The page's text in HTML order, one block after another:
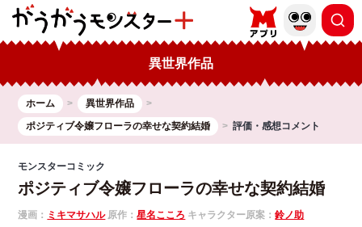
異世界作品
ホーム
異世界作品
ポジティブ令嬢フローラの幸せな契約結婚
評価・感想コメント
モンスターコミック
ポジティブ令嬢フローラの幸せな契約結婚
漫画： ミキマサハル原作：星名こころ キャラクター原案：鈴ノ助